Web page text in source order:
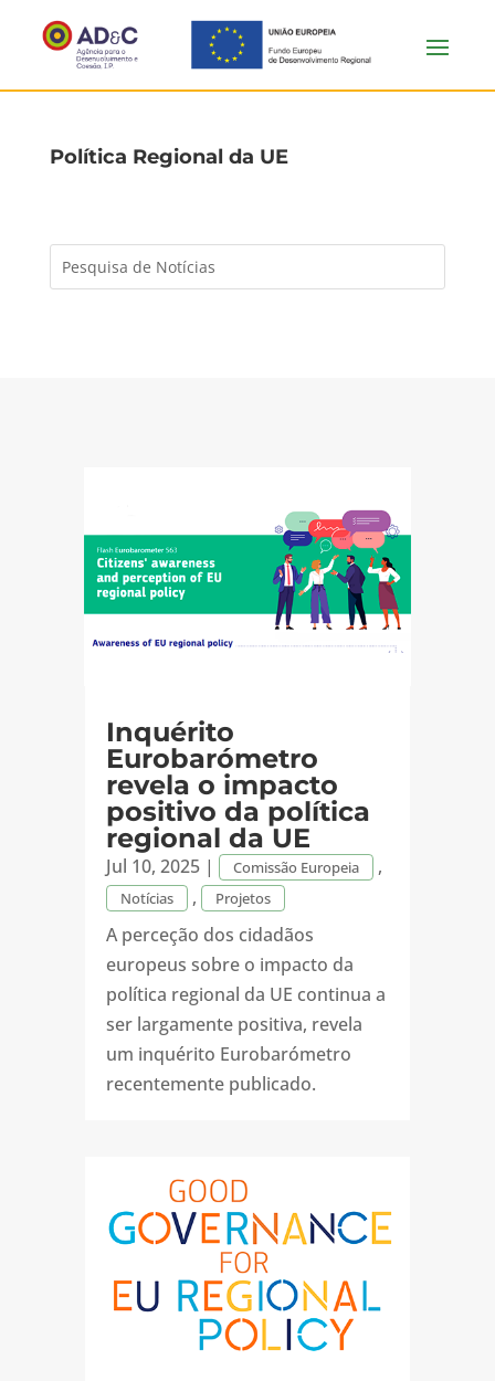
Política Regional da UE
Inquérito
Eurobarómetro
revela o impacto
positivo da política
regional da UE
Jul 10, 2025| Comissão Europeia ,
Notícias , Projetos
A perceção dos cidadãos
europeus sobre o impacto da
política regional da UE continua a
ser largamente positiva, revela
um inquérito Eurobarómetro
recentemente publicado.